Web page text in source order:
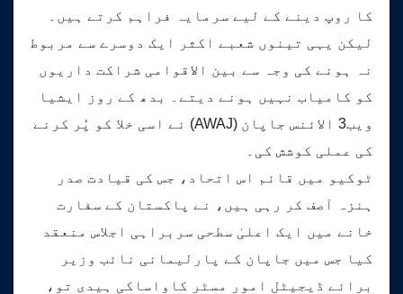
کا روپ دینے کے لیے سرمایہ فراہم کرتے ہیں۔
لیکن یہی تینوں شعبے اکثر ایک دوسرے سے مربوط
نہ ہونے کی وجہ سے بین الاقوامی شراکت داریوں
کو کامیاب نہیں ہونے دیتے۔ بدھ کے روز ایشیا
ویب3 الائنس جاپان (AWAJ) نے اسی خلا کو پُر کرنے
کی عملی کوشش کی۔
ٹوکیو میں قائم اس اتحاد، جس کی قیادت صدر
ہنزہ آصف کر رہی ہیں، نے پاکستان کے سفارت
خانے میں ایک اعلیٰ سطحی سربراہی اجلاس منعقد
کیا جس میں جاپان کے پارلیمانی نائب وزیر
برائے ڈیجیٹل امور مسٹر کاواساکی ہیدی تو،